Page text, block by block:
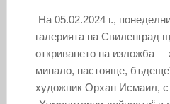
На 05.02.2024 г.,
галерията на Свиленград
откриването на изложба
минало, настояще,
художник Орхан Исмаил,